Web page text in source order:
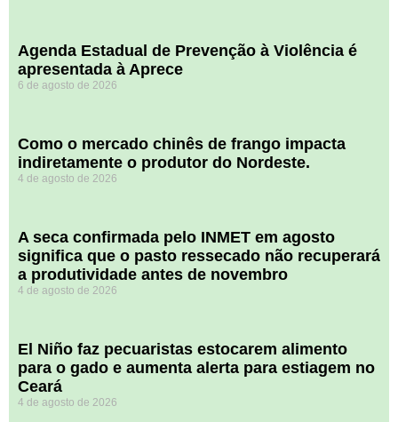
Agenda Estadual de Prevenção à Violência é
apresentada à Aprece
6 de agosto de 2026
​Como o mercado chinês de frango impacta
indiretamente o produtor do Nordeste.
4 de agosto de 2026
A seca confirmada pelo INMET em agosto
significa que o pasto ressecado não recuperará
a produtividade antes de novembro
4 de agosto de 2026
El Niño faz pecuaristas estocarem alimento
para o gado e aumenta alerta para estiagem no
Ceará
4 de agosto de 2026